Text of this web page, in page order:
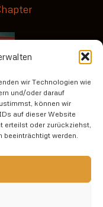
wir Technologien wie
und/oder darauf
können wir
auf dieser Website
erteilst oder zurückziehst,
werden.